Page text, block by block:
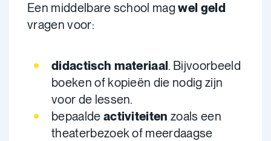
Een middelbare school magwel geld
vragen voor:
didactisch materiaal. Bijvoorbeeld
boeken of kopieën die nodig zijn
voor de lessen.
bepaalde activiteitenzoals een
theaterbezoek of meerdaagse